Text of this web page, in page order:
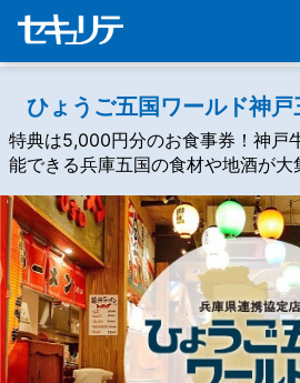
ひょうご五国ワールド神
特典は5,000円分のお食事券！神戸
能できる兵庫五国の食材や地酒が大